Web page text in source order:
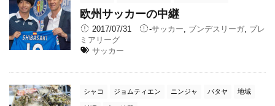
欧州サッカーの中継
2017/07/31 -サッカー ブンデスリーガ, プレ
ミアリーグ
サッカー
シャコ ジョムティエン ニンジャ パタヤ 地域